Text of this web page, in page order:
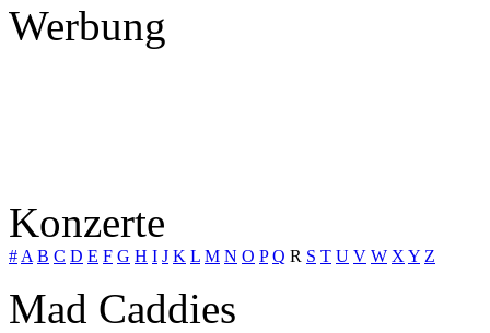
Werbung
Konzerte
# A B C D E F G H I J K L M N O P Q R S T U V W X Y Z
Mad Caddies